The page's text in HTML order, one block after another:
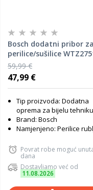
Bosch dodatni pribor za
perilice/sušilice
59,99 €
47,99 €
Tip proizvoda: Dodatna
oprema za bijelu tehniku
Brand: Bosch
Namjenjeno: Perilice
Povrat robe moguć
dana
Dostavljamo već od
11.08.2026